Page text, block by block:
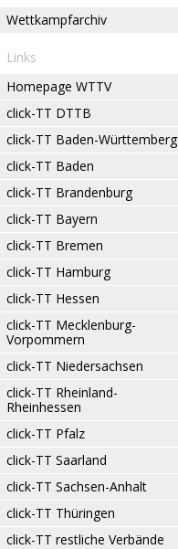
Wettkampfarchiv
Links
Homepage WTTV
click-TT DTTB
click-TT Baden-Württemberg
click-TT Baden
click-TT Brandenburg
click-TT Bayern
click-TT Bremen
click-TT Hamburg
click-TT Hessen
click-TT Mecklenburg-
Vorpommern
click-TT Niedersachsen
click-TT Rheinland-
Rheinhessen
click-TT Pfalz
click-TT Saarland
click-TT Sachsen-Anhalt
click-TT Thüringen
click-TT restliche Verbände